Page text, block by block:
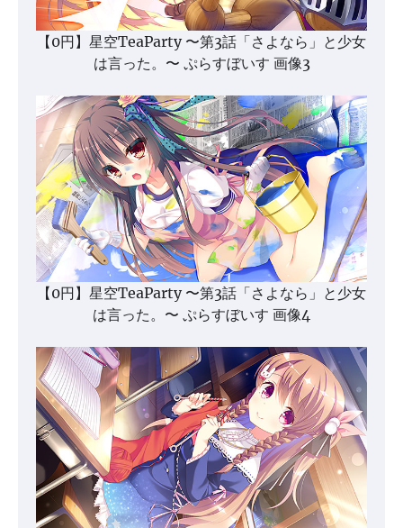
【0円】星空TeaParty 〜第3話「さよなら」と少女
は言った。〜 ぷらすぼいす 画像3
【0円】星空TeaParty 〜第3話「さよなら」と少女
は言った。〜 ぷらすぼいす 画像4